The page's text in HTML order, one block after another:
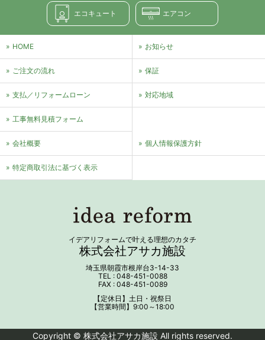
イデアリフォームで叶える理想のカタチ
株式会社アサカ施設
埼玉県朝霞市根岸台3-14-33
TEL : 048-451-0088
FAX : 048-451-0089
【定休日】土日・祝祭日
【営業時間】9:00～18:00
エコキュート エアコン
HOME お知らせ
ご注文の流れ 保証
支払／リフォームローン 対応地域
⼯事無料⾒積フォーム
会社概要 個⼈情報保護⽅針
特定商取引法に基づく表⽰
Copyright © 株式会社アサカ施設 All rights reserved.